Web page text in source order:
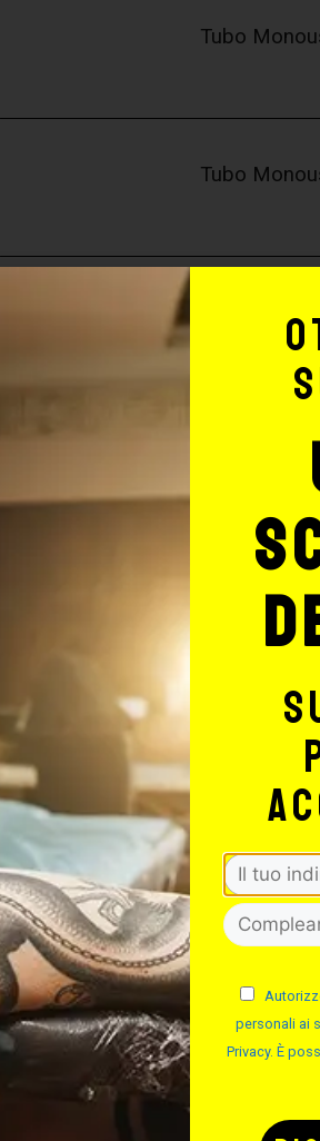
Tubo
Tubo
Tubo
Tubo
Tubo
Tubo
Tubo
Tubo
Tubo
personali ai
Privacy. È